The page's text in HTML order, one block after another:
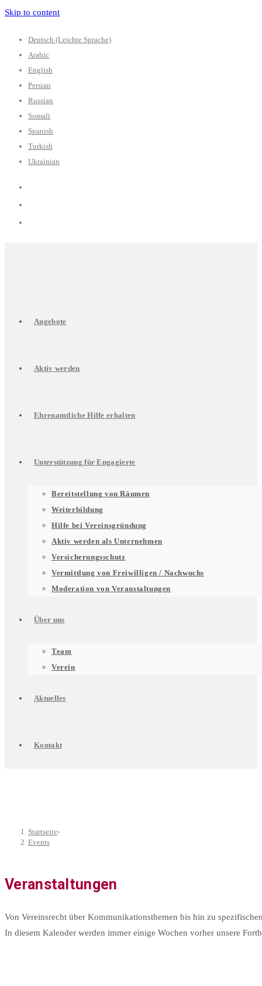
Skip to content
Deutsch (Leichte Sprache)
Arabic
English
Persian
Russian
Somali
Spanish
Turkish
Ukrainian
Angebote
Aktiv werden
Ehrenamtliche Hilfe erhalten
Unterstützung für Engagierte
Bereitstellung von Räumen
Weiterbildung
Hilfe bei Vereinsgründung
Aktiv werden als Unternehmen
Versicherungsschutz
Vermittlung von Freiwilligen / Nachwuchs
Moderation von Veranstaltungen
Über uns
Team
Verein
Aktuelles
Kontakt
Startseite›
Events
Veranstaltungen
Von Vereinsrecht über Kommunikationsthemen bis hin zu
In diesem Kalender werden immer einige Wochen vorher unsere